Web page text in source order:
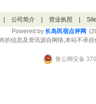
公司简介 营业执照
Powered by 长岛民宿点评网
的信息及资讯源自网络,本站不承
鲁公网安备